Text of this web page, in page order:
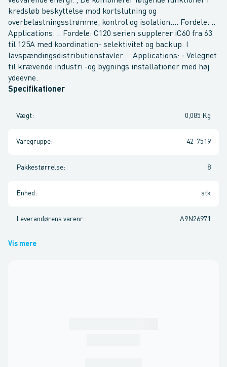
kredsløb beskyttelse mod kortslutning og
overbelastningsstrømme, kontrol og isolation.... Fordele: ..
Applications: .. Fordele: C120 serien supplerer iC60 fra 63
til 125A med koordination- selektivitet og backup. I
lavspændingsdistributionstavler.... Applications: - Velegnet
til krævende industri -og bygnings installationer med høj
ydeevne.
Specifikationer
Vægt: 0,085 Kg
Varegruppe: 42-7519
Pakkestørrelse: 8
Enhed : stk
Leverandørens varenr. : A9N26971
Vis mere